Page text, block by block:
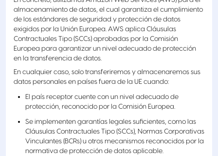
almacenamiento de datos, el cual garantiza el cumplimiento
de los estándares de seguridad y protección de datos
exigidos por la Unión Europea. AWS aplica Cláusulas
Contractuales Tipo (SCCs) aprobadas por la Comisión
Europea para garantizar un nivel adecuado de protección
en la transferencia de datos.
En cualquier caso, solo transferiremos y almacenaremos sus
datos personales en países fuera de la UE cuando:
El país receptor cuente con un nivel adecuado de
protección, reconocido por la Comisión Europea.
Se implementen garantías legales suficientes, como las
Cláusulas Contractuales Tipo (SCCs), Normas Corporativas
Vinculantes (BCRs) u otros mecanismos reconocidos por la
normativa de protección de datos aplicable.